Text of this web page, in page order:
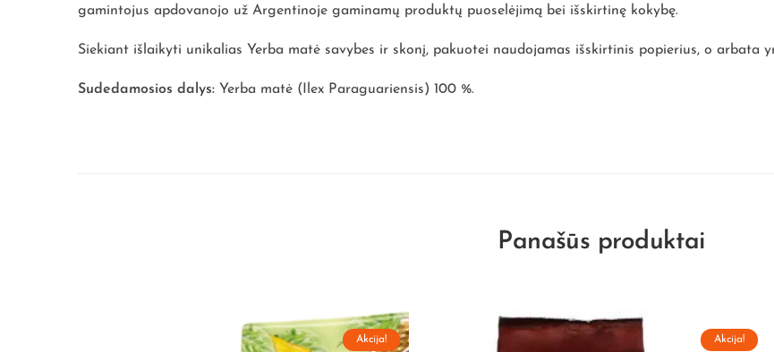
gamintojus apdovanojo už Argentinoje gaminamų produktų puoselėjimą bei išskirtinę kokybę.
Siekiant išlaikyti unikalias Yerba matė savybes ir skonį, pakuotei naudojamas išskirtinis popierius, o arbata
Sudedamosios dalys: Yerba matė (Ilex Paraguariensis) 100 %.
Panašūs produktai
Akcija! Akcija!